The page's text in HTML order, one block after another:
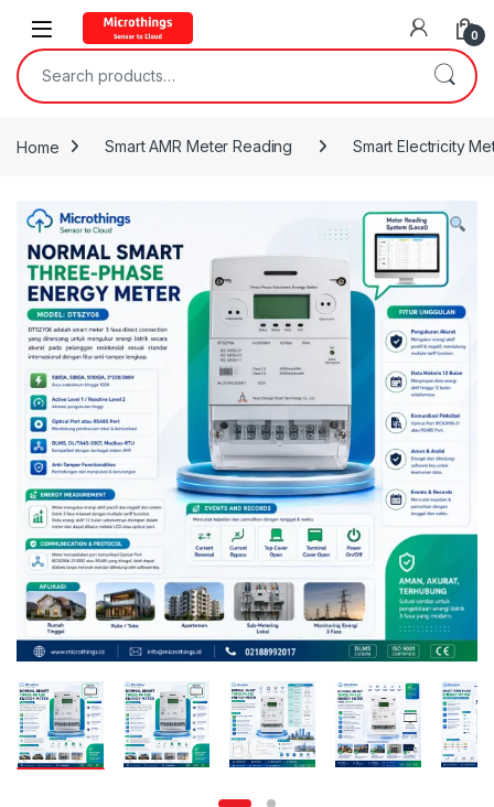
Open 0
Search for:
Home Smart AMR Meter Reading Smart Electricity